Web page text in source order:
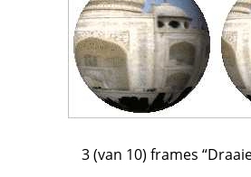
3 (van 10) frames “